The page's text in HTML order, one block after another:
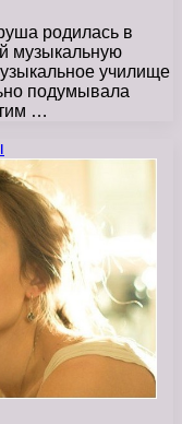
родилась в
музыкальную
училище
подумывала
…